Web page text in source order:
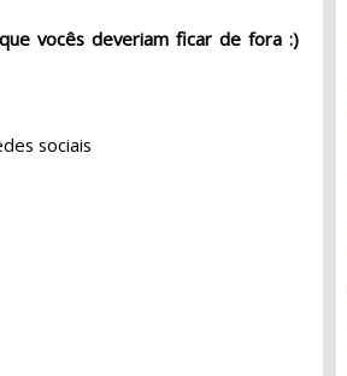
vocês deveriam ficar de fora :)
sociais